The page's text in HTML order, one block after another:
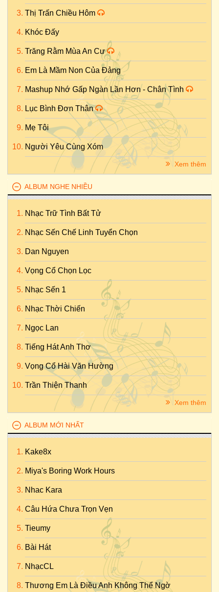
Thị Trấn Chiều Hôm
Khóc Đấy
Trăng Rằm Mùa An Cư
Em Là Mầm Non Của Đảng
Mashup Nhớ Gấp Ngàn Lần Hơn - Chân Tình
Lục Bình Đơn Thân
Mẹ Tôi
Người Yêu Cùng Xóm
Xem thêm
ALBUM NGHE NHIỀU
Nhạc Trữ Tình Bất Tử
Nhạc Sến Chế Linh Tuyển Chọn
Dan Nguyen
Vọng Cổ Chọn Lọc
Nhạc Sến 1
Nhạc Thời Chiến
Ngọc Lan
Tiếng Hát Anh Thơ
Vọng Cổ Hài Văn Hường
Trần Thiện Thanh
Xem thêm
ALBUM MỚI NHẤT
Kake8x
Miya's Boring Work Hours
Nhac Kara
Câu Hứa Chưa Trọn Vẹn
Tieumy
Bài Hát
NhạcCL
Thương Em Là Điều Anh Không Thể Ngờ